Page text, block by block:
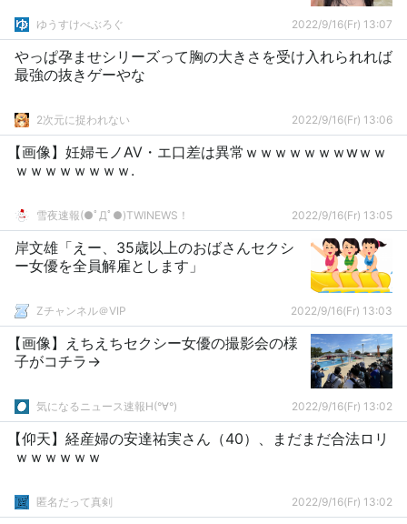
ゆうすけべぶろぐ 2022/9/16(Fr) 13:07
やっぱ孕ませシリーズって胸の大きさを受け入れられれば
最強の抜きゲーやな
2次元に捉われない 2022/9/16(Fr) 13:06
【画像】妊婦モノAV・エ口差は異常ｗｗｗｗｗｗｗwｗｗ
ｗｗｗｗｗｗｗｗ.
雪夜速報(●ﾟДﾟ●)TWINEWS！ 2022/9/16(Fr) 13:05
岸文雄「えー、35歳以上のおばさんセクシ
ー女優を全員解雇とします」
Zチャンネル＠VIP 2022/9/16(Fr) 13:03
【画像】えちえちセクシー女優の撮影会の様
子がコチラ→
気になるニュース速報H(°∀°) 2022/9/16(Fr) 13:02
【仰天】経産婦の安達祐実さん（40）、まだまだ合法ロリ
ｗｗｗｗｗｗ
匿名だって真剣 2022/9/16(Fr) 13:02